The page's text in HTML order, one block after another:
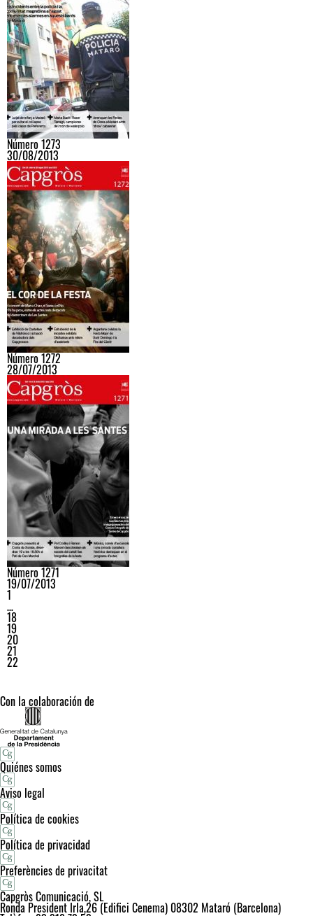
Número 1273
30/08/2013
Número 1272
28/07/2013
Número 1271
19/07/2013
1
…
18
19
20
21
22
Con la colaboración de
Quiénes somos
Aviso legal
Política de cookies
Política de privacidad
Preferències de privacitat
Capgròs Comunicació, SL
Ronda President Irla,26 (Edifici Cenema) 08302 Mataró (Barcelona)